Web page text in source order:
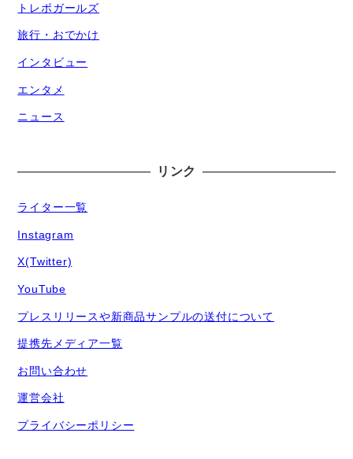
トレポガールズ
旅行・おでかけ
インタビュー
エンタメ
ニュース
リンク
ライター一覧
Instagram
X(Twitter)
YouTube
プレスリリースや新商品サンプルの送付について
提携先メディア一覧
お問い合わせ
運営会社
プライバシーポリシー